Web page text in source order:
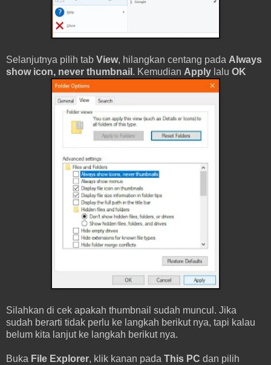
Selanjutnya pilih tab View, hilangkan centang pada Always
show icon, never thumbnail . Kemudian Apply lalu OK
Silahkan di cek apakah thumbnail sudah muncul. Jika
sudah berarti tidak perlu ke langkah berikut nya, tapi kalau
belum kita lanjut ke langkah berikut nya.
Buka File Explorer, klik kanan pada This PC dan pilih